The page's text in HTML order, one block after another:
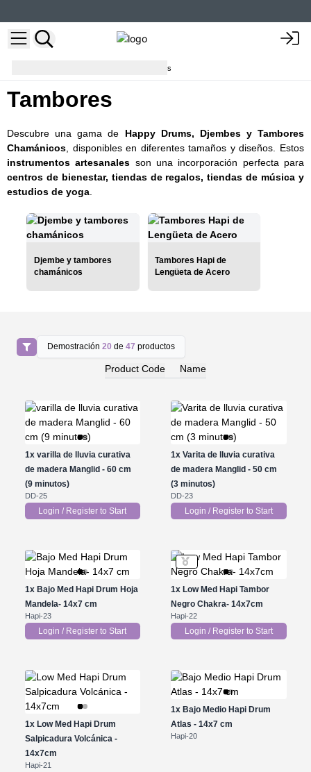
Tambores
Tambores
Descubre una gama de Happy Drums, Djembes y Tambores
Chamánicos, disponibles en diferentes tamaños y diseños. Estos
instrumentos artesanales son una incorporación perfecta para
centros de bienestar, tiendas de regalos, tiendas de música y
estudios de yoga.
Djembe y tambores
chamánicos
Tambores Hapi de
Lengüeta de Acero
Demostración20 de47 productos
Product Code Name
1xvarilla de lluvia curativa
de madera Manglid - 60 cm
(9 minutos)
DD-25
Login / Register to Start
1x Varita de lluvia curativa
de madera Manglid - 50 cm
(3 minutos)
DD-23
Login / Register to Start
1xBajo Med Hapi Drum Hoja
Mandela- 14x7 cm
Hapi-23
Login / Register to Start
1x Low Med Hapi Tambor
Negro Chakra- 14x7cm
Hapi-22
Login / Register to Start
1xLow Med Hapi Drum
Salpicadura Volcánica -
14x7cm
Hapi-21
1x Bajo Medio Hapi Drum
Atlas - 14x7 cm
Hapi-20